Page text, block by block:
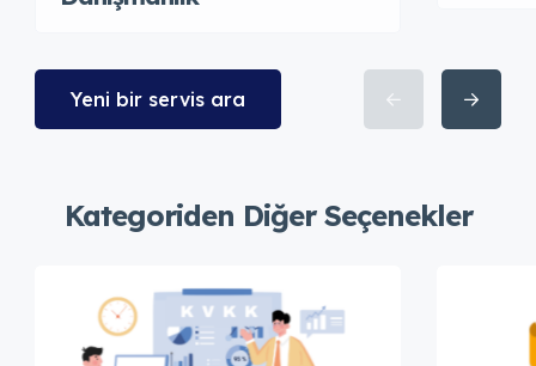
Yeni bir servis ara
Kategoriden Diğer Seçenekler